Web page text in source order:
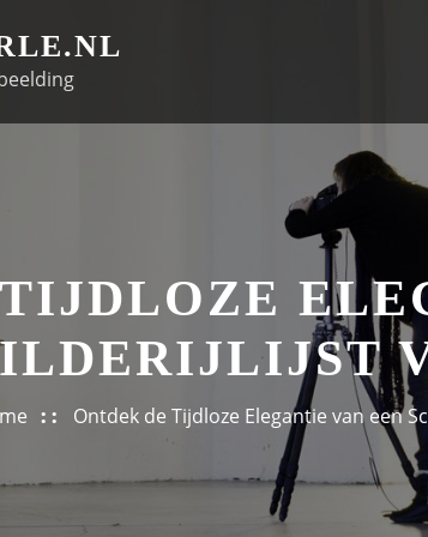
Ontdek de Tijdloze Elegantie van een